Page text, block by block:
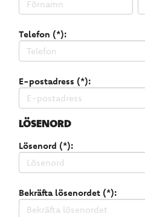
Telefon (*):
E-postadress (*):
LÖSENORD
Lösenord (*):
Bekräfta lösenordet (*):